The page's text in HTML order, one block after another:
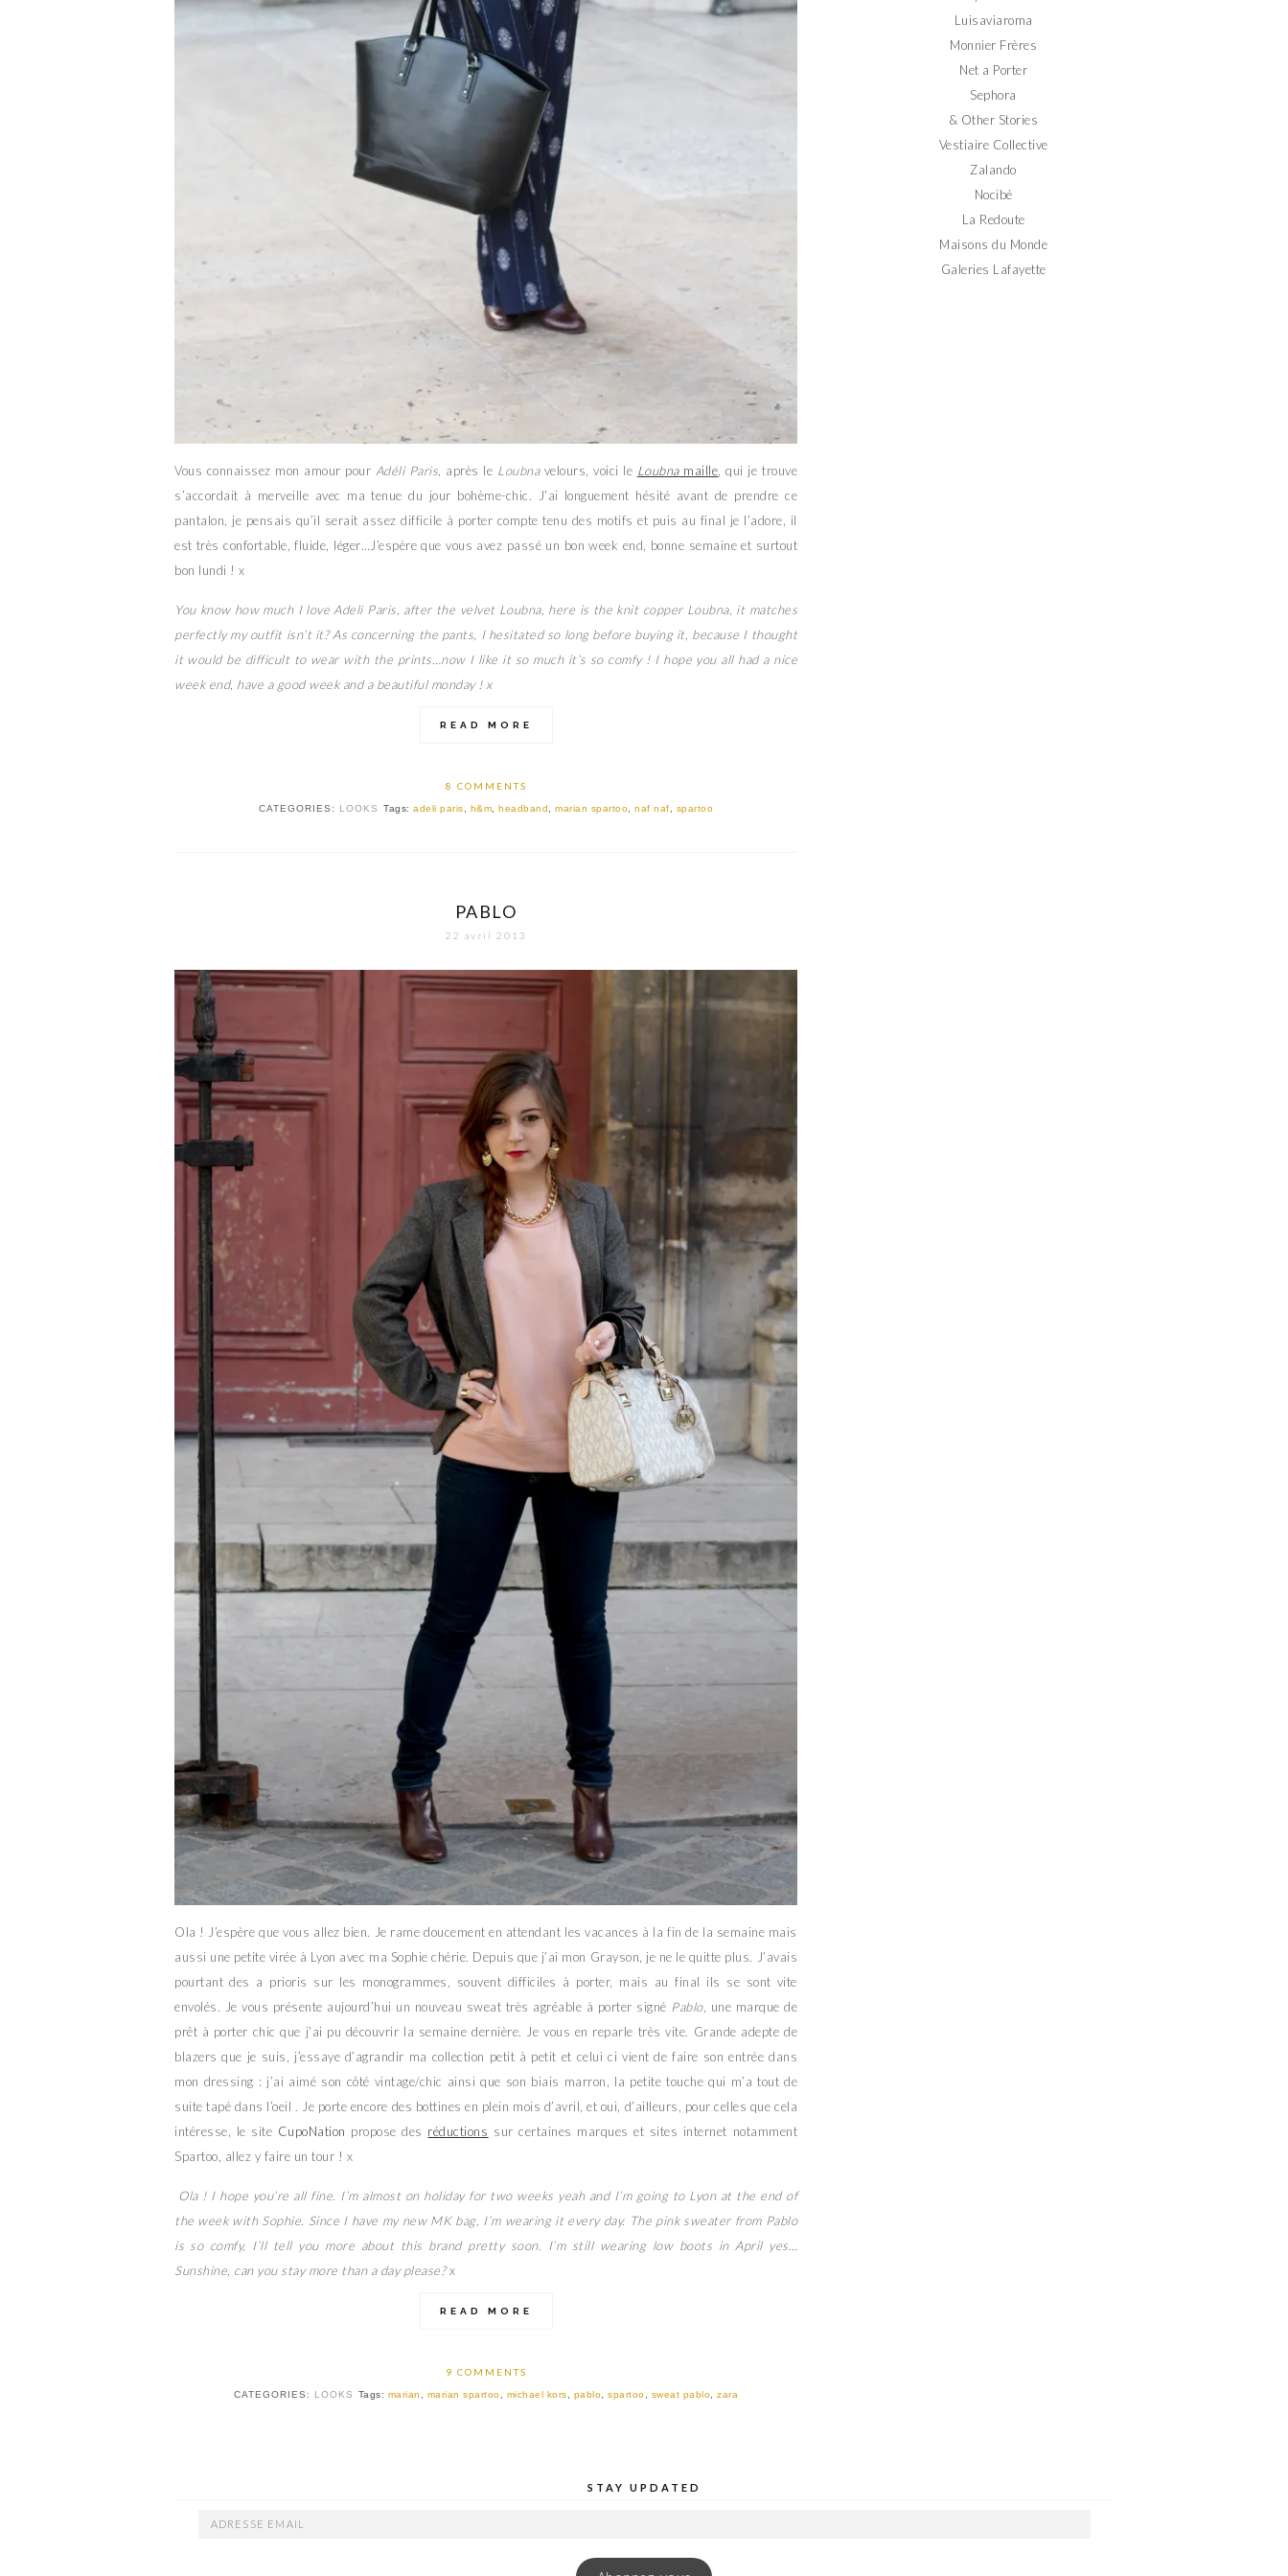
Vous connaissez mon amour pour Adéli Paris , après le Loubnavelours, voici le Loubnamaille , qui je trouve
s’accordait à merveille avec ma tenue du jour bohème-chic. J’ai longuement hésité avant de prendre ce
pantalon, je pensais qu’il serait assez difficile à porter compte tenu des motifs et puis au final je l’adore, il
est très confortable, fluide, léger…J’espère que vous avez passé un bon week end, bonne semaine et surtout
bon lundi ! x
You know how much I love Adeli Paris, after the velvet Loubna, here is the knit copper Loubna, it matches
perfectly my outfit isn’t it? As concerning the pants, I hesitated so long before buying it, because I thought
it would be difficult to wear with the prints…now I like it so much it’s so comfy ! I hope you all had a nice
week end, have a good week and a beautiful monday ! x
READ MORE
8 COMMENTS
CATEGORIES: LOOKS Tags: adeli paris h&m headband marian spartoo naf naf spartoo
PABLO
22 avril 2013
Ola ! J’espère que vous allez bien. Je rame doucement en attendant les vacances à la fin de la semaine mais
aussi une petite virée à Lyon avec ma Sophie chérie. Depuis que j’ai mon Grayson, je ne le quitte plus. J’avais
pourtant des a prioris sur les monogrammes, souvent difficiles à porter, mais au final ils se sont vite
envolés. Je vous présente aujourd’hui un nouveau sweat très agréable à porter signé Pablo, une marque de
prêt à porter chic que j’ai pu découvrir la semaine dernière. Je vous en reparle très vite. Grande adepte de
blazers que je suis, j’essaye d’agrandir ma collection petit à petit et celui ci vient de faire son entrée dans
mon dressing : j’ai aimé son côté vintage/chic ainsi que son biais marron, la petite touche qui m’a tout de
suite tapé dans l’oeil . Je porte encore des bottines en plein mois d’avril, et oui, d’ailleurs, pour celles que cela
intéresse, le site CupoNation propose des réductions sur certaines marques et sites internet notamment
Spartoo, allez y faire un tour ! x
Ola ! I hope you’re all fine. I’m almost on holiday for two weeks yeah and I’m going to Lyon at the end of
the week with Sophie. Since I have my new MK bag, I’m wearing it every day. The pink sweater from Pablo
is so comfy, I’ll tell you more about this brand pretty soon. I’m still wearing low boots in April yes…
Sunshine, can you stay more than a day please?x
READ MORE
9 COMMENTS
CATEGORIES: LOOKS Tags: marian marian spartoo michael kors pablo ,spartoo sweat pablo ,zara
Luisaviaroma
Monnier Frères
Net a Porter
Sephora
& Other Stories
Vestiaire Collective
Zalando
Nocibé
La Redoute
Maisons du Monde
Galeries Lafayette
STAY UPDATED
ADRESSE